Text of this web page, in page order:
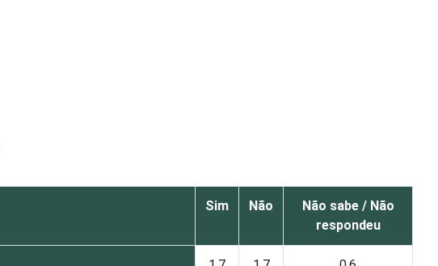
Sim Não
Não sabe / Não
respondeu